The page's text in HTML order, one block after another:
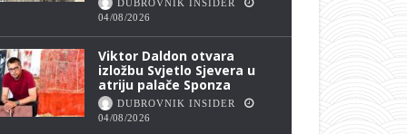
DUBROVNIK INSIDER
04/08/2026
Viktor Daldon otvara
izložbu Svjetlo Sjevera u
atriju palače Sponza
DUBROVNIK INSIDER
04/08/2026